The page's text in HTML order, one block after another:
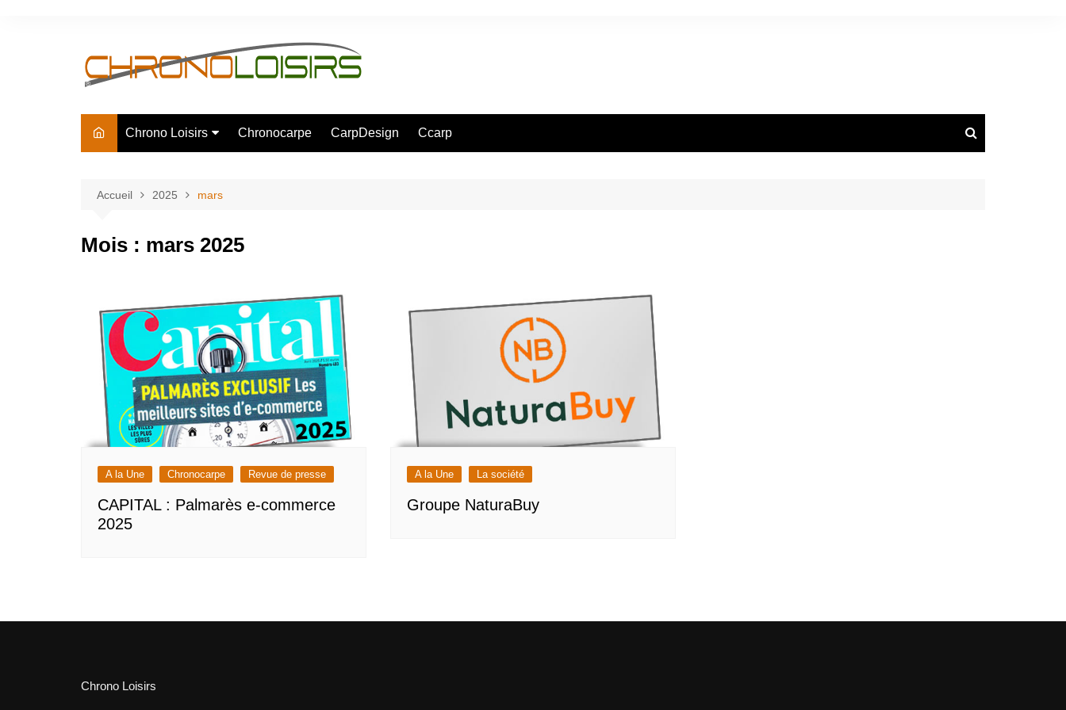
Chrono Loisirs
Eco responsable
Revue de presse
Chronocarpe CarpDesign Ccarp
Accueil 2025 mars
Mois : mars 2025
A la Une Chronocarpe Revue de presse
CAPITAL : Palmarès e-commerce
2025
A la Une La société
Groupe NaturaBuy
Chrono Loisirs